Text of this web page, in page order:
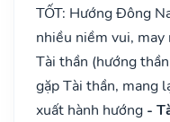
TỐT: Hướng Đông
nhiều niềm vui,
Tài thần (hướng
gặp Tài thần, mang
xuất hành hướng -